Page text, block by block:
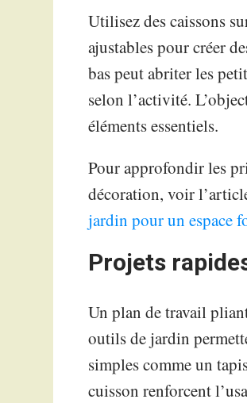
Utilisez des caissons
ajustables pour créer
bas peut abriter les
selon l’activité.
éléments essentiels.
Pour approfondir les
décoration, voir
jardin pour un espace
Projets
Un plan de travail
outils de jardin
simples comme un
cuisson renforcent